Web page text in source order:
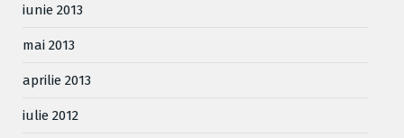
iunie 2013
mai 2013
aprilie 2013
iulie 2012